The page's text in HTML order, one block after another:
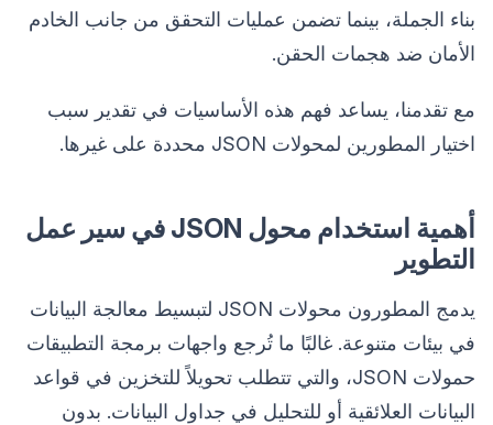
بناء الجملة، بينما تضمن عمليات التحقق من جانب الخادم
الأمان ضد هجمات الحقن.
مع تقدمنا، يساعد فهم هذه الأساسيات في تقدير سبب
اختيار المطورين لمحولات JSON محددة على غيرها.
أهمية استخدام محول JSON في سير عمل
التطوير
يدمج المطورون محولات JSON لتبسيط معالجة البيانات
في بيئات متنوعة. غالبًا ما تُرجع واجهات برمجة التطبيقات
حمولات JSON، والتي تتطلب تحويلاً للتخزين في قواعد
البيانات العلائقية أو للتحليل في جداول البيانات. بدون